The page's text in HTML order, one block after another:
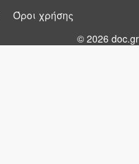
Όροι χρήσης
© 2026 doc.gr